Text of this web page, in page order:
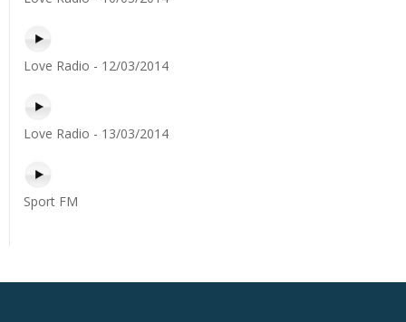
Love Radio - 12/03/2014
Love Radio - 13/03/2014
Sport FM